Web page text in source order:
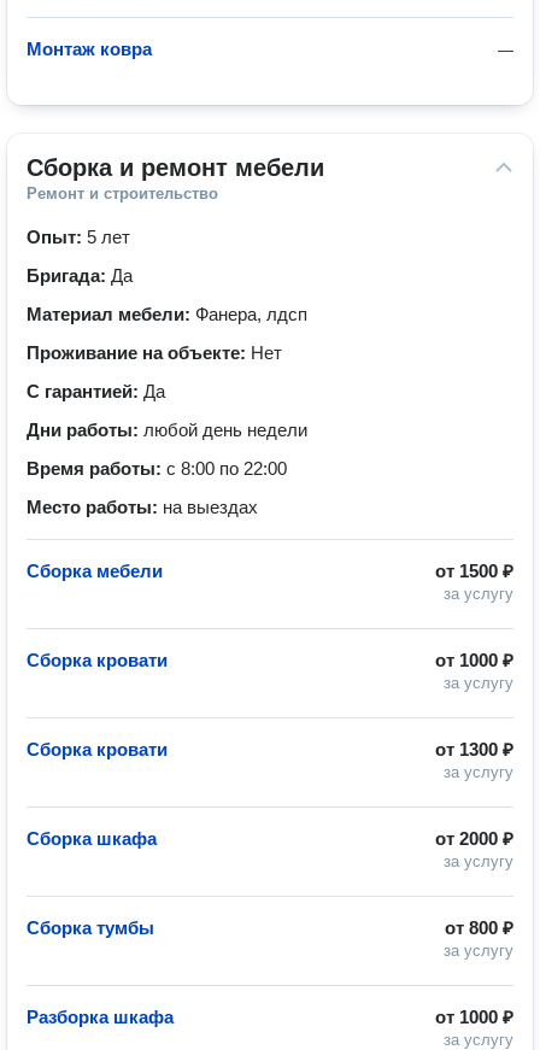
—
Монтаж ковра
Сборка и ремонт мебели
Ремонт и строительство
Опыт: 5 лет
Бригада: Да
Материал мебели: Фанера, лдсп
Проживание на объекте: Нет
С гарантией: Да
Дни работы: любой день недели
Время работы: с 8:00 по 22:00
Место работы: на выездах
от 1500 ₽
за услугу
Сборка мебели
от 1000 ₽
за услугу
Сборка кровати
от 1300 ₽
за услугу
Сборка кровати
от 2000 ₽
за услугу
Сборка шкафа
от 800 ₽
за услугу
Сборка тумбы
от 1000 ₽
за услугу
Разборка шкафа